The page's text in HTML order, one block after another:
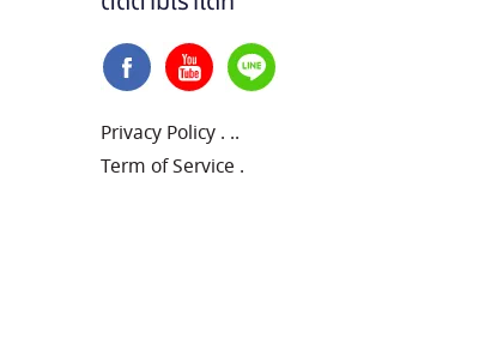
Privacy Policy . ..
Term of Service .